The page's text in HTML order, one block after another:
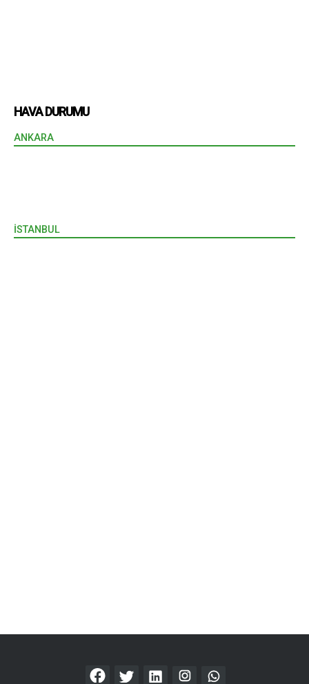
HAVA DURUMU
ANKARA
İSTANBUL